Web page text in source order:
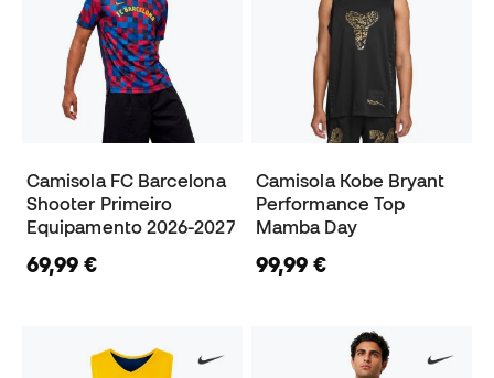
Camisola FC Barcelona
Shooter Primeiro
Equipamento 2026-2027
69,99 €
Camisola Kobe Bryant
Performance Top
Mamba Day
99,99 €